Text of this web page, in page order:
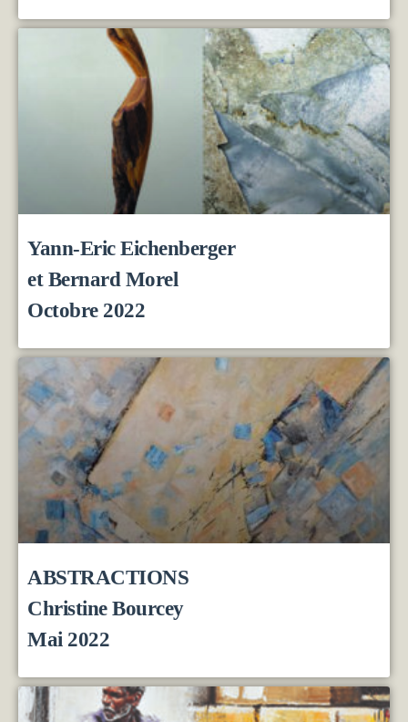
Yann-Eric Eichenberger
et Bernard Morel
Octobre 2022
ABSTRACTIONS
Christine Bourcey
Mai 2022